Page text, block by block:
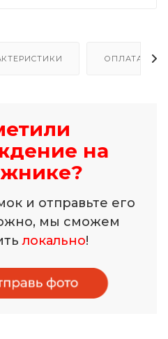
ОПЛАТА И
на
и отправьте его
мы сможем
локально!